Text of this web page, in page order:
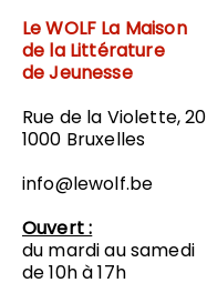
Le WOLF La Maison
de la Littérature
de Jeunesse
Rue de la Violette, 20
1000 Bruxelles
info@lewolf.be
Ouvert :
du mardi au samedi
de 10h à 17h